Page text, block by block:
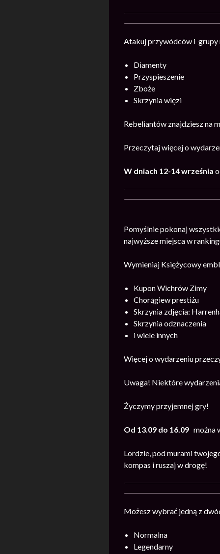
Atakuj przywódców i
Diamenty
Przyspieszenie
Zboże
Skrzynia więzi
Rebeliantów znajdziesz na
Przeczytaj więcej o
W dniach 12-14 września
Pomyślnie pokonaj
najwyższe miejsca w
Wymieniaj Księżycowy
Kupon Wichrów Zimy
Chorągiew prestiżu
Skrzynia zdjęcia:
Skrzynia odznaczenia
i wiele innych
Więcej o wydarzeniu
Uwaga! Niektóre
Życzymy przyjemnej gry!
Od 13.09 do 16.09 można
Lordzie, pod murami
kompas i ruszaj w drogę!
Możesz wybrać jedną z
Normalna
Legendarny